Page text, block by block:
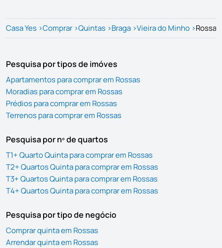
Casa Yes >Comprar >Quintas >Braga >Vieira do Minho >Rossas
Pesquisa por tipos de imóves
Apartamentos para comprar em Rossas
Moradias para comprar em Rossas
Prédios para comprar em Rossas
Terrenos para comprar em Rossas
Pesquisa por nº de quartos
T1+ Quarto Quinta para comprar em Rossas
T2+ Quartos Quinta para comprar em Rossas
T3+ Quartos Quinta para comprar em Rossas
T4+ Quartos Quinta para comprar em Rossas
Pesquisa por tipo de negócio
Comprar quinta em Rossas
Arrendar quinta em Rossas